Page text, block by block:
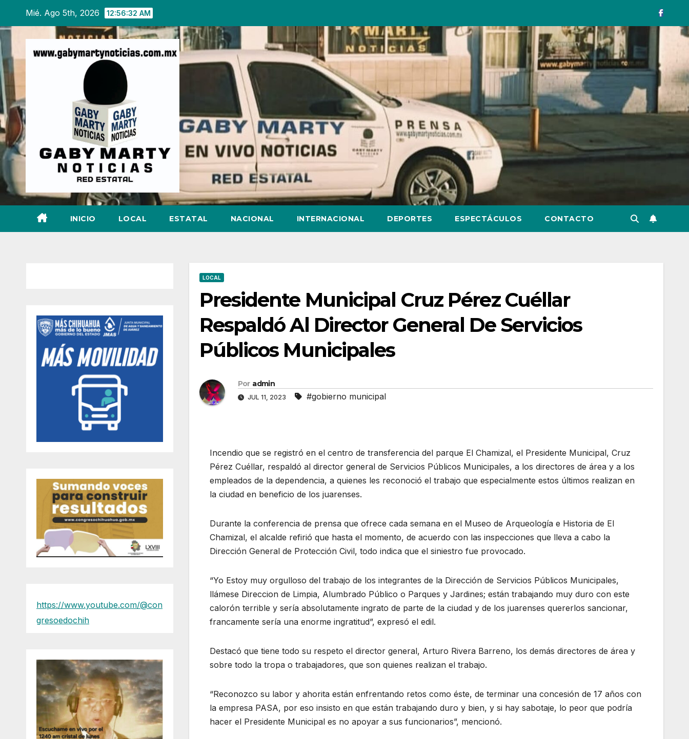
contenido
Mié. Ago 5th, 2026 12:56:34 AM
INICIO LOCAL ESTATAL NACIONAL INTERNACIONAL DEPORTES ESPECTÁCULOS CONTACTO
https://www.youtube.com/@con
gresoedochih
LOCAL
Presidente Municipal Cruz Pérez Cuéllar
Respaldó Al Director General De Servicios
Públicos Municipales
Por admin
JUL 11, 2023 #gobierno municipal
Incendio que se registró en el centro de transferencia del parque El Chamizal, el Presidente Municipal, Cruz
Pérez Cuéllar, respaldó al director general de Servicios Públicos Municipales, a los directores de área y a los
empleados de la dependencia, a quienes les reconoció el trabajo que especialmente estos últimos realizan en
la ciudad en beneficio de los juarenses.
Durante la conferencia de prensa que ofrece cada semana en el Museo de Arqueología e Historia de El
Chamizal, el alcalde refirió que hasta el momento, de acuerdo con las inspecciones que lleva a cabo la
Dirección General de Protección Civil, todo indica que el siniestro fue provocado.
“Yo Estoy muy orgulloso del trabajo de los integrantes de la Dirección de Servicios Públicos Municipales,
llámese Direccion de Limpia, Alumbrado Público o Parques y Jardines; están trabajando muy duro con este
calorón terrible y sería absolutamente ingrato de parte de la ciudad y de los juarenses quererlos sancionar,
francamente sería una enorme ingratitud”, expresó el edil.
Destacó que tiene todo su respeto el director general, Arturo Rivera Barreno, los demás directores de área y
sobre todo la tropa o trabajadores, que son quienes realizan el trabajo.
“Reconozco su labor y ahorita están enfrentando retos como éste, de terminar una concesión de 17 años con
la empresa PASA, por eso insisto en que están trabajando duro y bien, y si hay sabotaje, lo peor que podría
hacer el Presidente Municipal es no apoyar a sus funcionarios”, mencionó.